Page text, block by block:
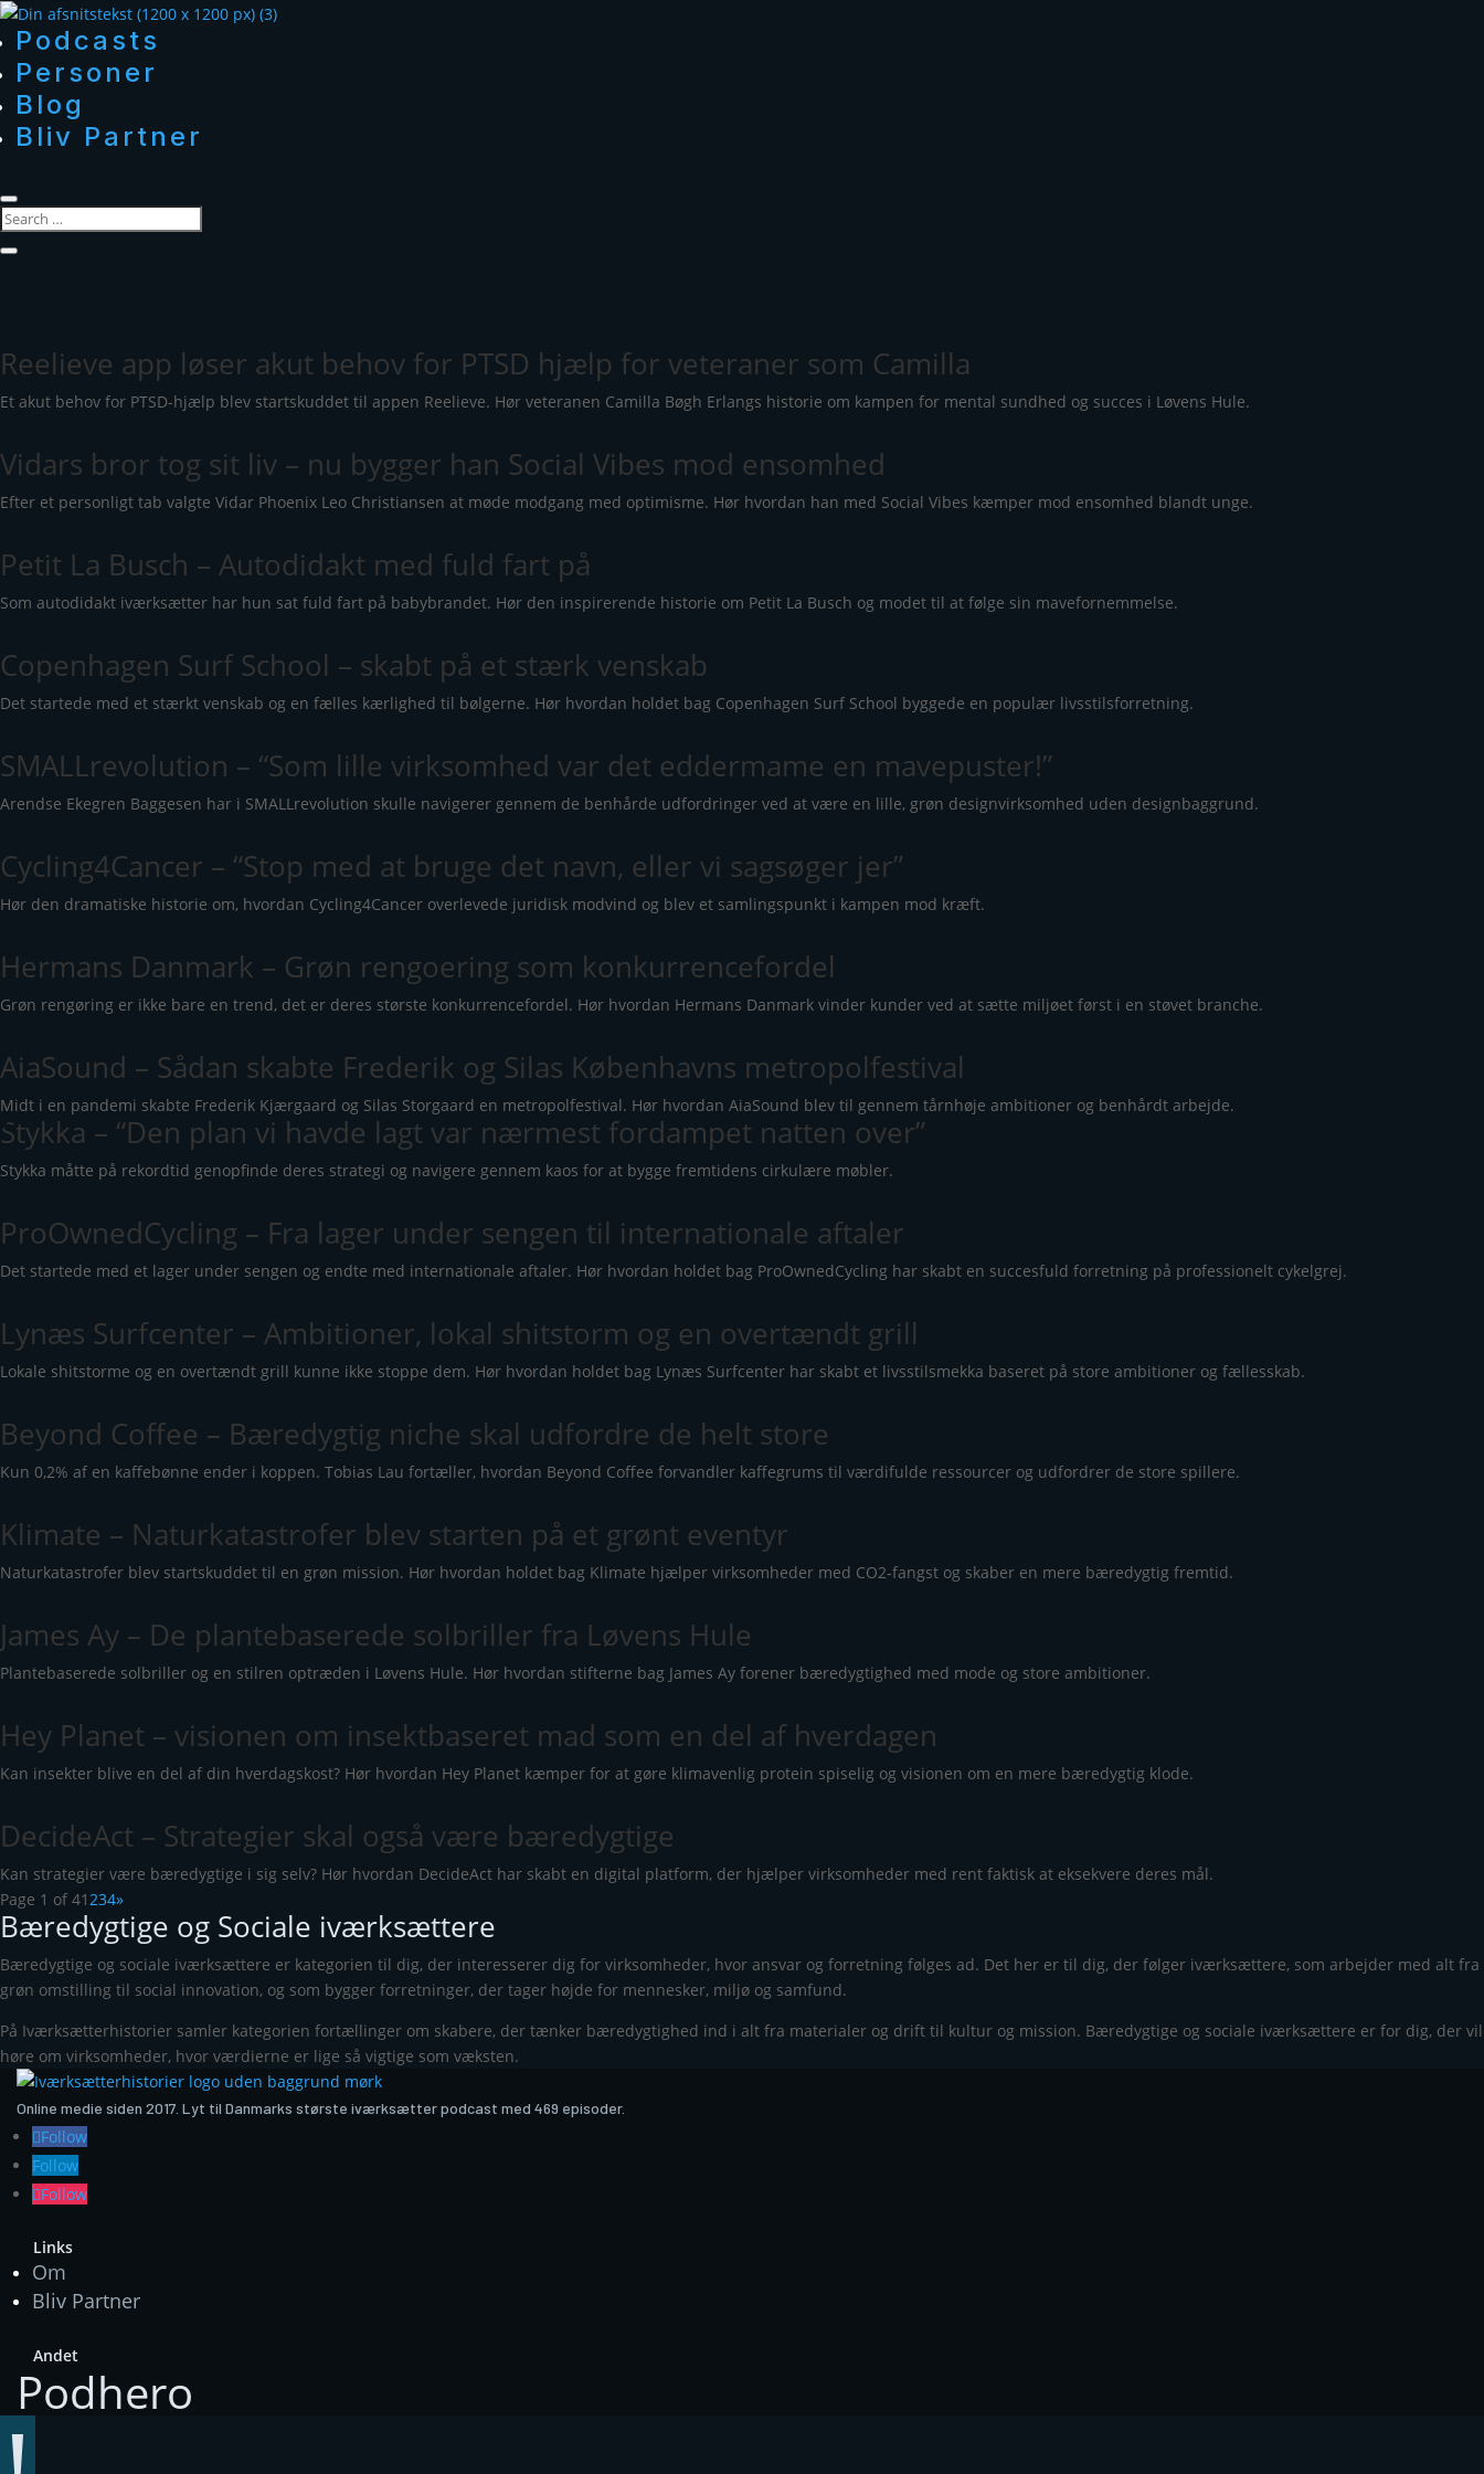
Podcasts
Personer
Blog
Bliv Partner
Reelieve app løser akut behov for PTSD hjælp for veteraner som Camilla
Et akut behov for PTSD-hjælp blev startskuddet til appen Reelieve. Hør veteranen Camilla Bøgh Erlangs historie om kampen for mental sundhed og succes i Løvens Hule.
Vidars bror tog sit liv – nu bygger han Social Vibes mod ensomhed
Efter et personligt tab valgte Vidar Phoenix Leo Christiansen at møde modgang med optimisme. Hør hvordan han med Social Vibes kæmper mod ensomhed blandt unge.
Petit La Busch – Autodidakt med fuld fart på
Som autodidakt iværksætter har hun sat fuld fart på babybrandet. Hør den inspirerende historie om Petit La Busch og modet til at følge sin mavefornemmelse.
Copenhagen Surf School – skabt på et stærk venskab
Det startede med et stærkt venskab og en fælles kærlighed til bølgerne. Hør hvordan holdet bag Copenhagen Surf School byggede en populær livsstilsforretning.
SMALLrevolution – “Som lille virksomhed var det eddermame en mavepuster!”
Arendse Ekegren Baggesen har i SMALLrevolution skulle navigerer gennem de benhårde udfordringer ved at være en lille, grøn designvirksomhed uden designbaggrund.
Cycling4Cancer – “Stop med at bruge det navn, eller vi sagsøger jer”
Hør den dramatiske historie om, hvordan Cycling4Cancer overlevede juridisk modvind og blev et samlingspunkt i kampen mod kræft.
Hermans Danmark – Grøn rengoering som konkurrencefordel
Grøn rengøring er ikke bare en trend, det er deres største konkurrencefordel. Hør hvordan Hermans Danmark vinder kunder ved at sætte miljøet først i en støvet branche.
AiaSound – Sådan skabte Frederik og Silas Københavns metropolfestival
Midt i en pandemi skabte Frederik Kjærgaard og Silas Storgaard en metropolfestival. Hør hvordan AiaSound blev til gennem tårnhøje ambitioner og benhårdt arbejde.
Stykka – “Den plan vi havde lagt var nærmest fordampet natten over”
Stykka måtte på rekordtid genopfinde deres strategi og navigere gennem kaos for at bygge fremtidens cirkulære møbler.
ProOwnedCycling – Fra lager under sengen til internationale aftaler
Det startede med et lager under sengen og endte med internationale aftaler. Hør hvordan holdet bag ProOwnedCycling har skabt en succesfuld forretning på professionelt cykelgrej.
Lynæs Surfcenter – Ambitioner, lokal shitstorm og en overtændt grill
Lokale shitstorme og en overtændt grill kunne ikke stoppe dem. Hør hvordan holdet bag Lynæs Surfcenter har skabt et livsstilsmekka baseret på store ambitioner og fællesskab.
Beyond Coffee – Bæredygtig niche skal udfordre de helt store
Kun 0,2% af en kaffebønne ender i koppen. Tobias Lau fortæller, hvordan Beyond Coffee forvandler kaffegrums til værdifulde ressourcer og udfordrer de store spillere.
Klimate – Naturkatastrofer blev starten på et grønt eventyr
Naturkatastrofer blev startskuddet til en grøn mission. Hør hvordan holdet bag Klimate hjælper virksomheder med CO2-fangst og skaber en mere bæredygtig fremtid.
James Ay – De plantebaserede solbriller fra Løvens Hule
Plantebaserede solbriller og en stilren optræden i Løvens Hule. Hør hvordan stifterne bag James Ay forener bæredygtighed med mode og store ambitioner.
Hey Planet – visionen om insektbaseret mad som en del af hverdagen
Kan insekter blive en del af din hverdagskost? Hør hvordan Hey Planet kæmper for at gøre klimavenlig protein spiselig og visionen om en mere bæredygtig klode.
DecideAct – Strategier skal også være bæredygtige
Kan strategier være bæredygtige i sig selv? Hør hvordan DecideAct har skabt en digital platform, der hjælper virksomheder med rent faktisk at eksekvere deres mål.
Page 1 of 41234»
Bæredygtige og Sociale iværksættere
Bæredygtige og sociale iværksættere er kategorien til dig, der interesserer dig for virksomheder, hvor ansvar og forretning følges ad. Det her er til dig, der følger iværksættere, som arbejder med alt fra
grøn omstilling til social innovation, og som bygger forretninger, der tager højde for mennesker, miljø og samfund.
På Iværksætterhistorier samler kategorien fortællinger om skabere, der tænker bæredygtighed ind i alt fra materialer og drift til kultur og mission. Bæredygtige og sociale iværksættere er for dig, der vil
høre om virksomheder, hvor værdierne er lige så vigtige som væksten.
Online medie siden 2017. Lyt til Danmarks største iværksætter podcast med 469 episoder.
Follow
Follow
Follow
Links
Om
Bliv Partner
Andet
Podhero